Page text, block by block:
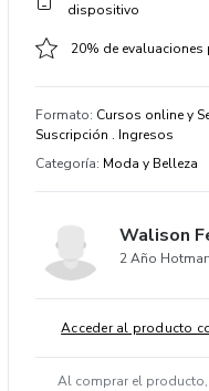
dispositivo
20% de
Formato: Cursos online y
Suscripción . Ingresos
Categoría: Moda y Belleza
Walison
2 Año
Acceder al producto
Al comprar el